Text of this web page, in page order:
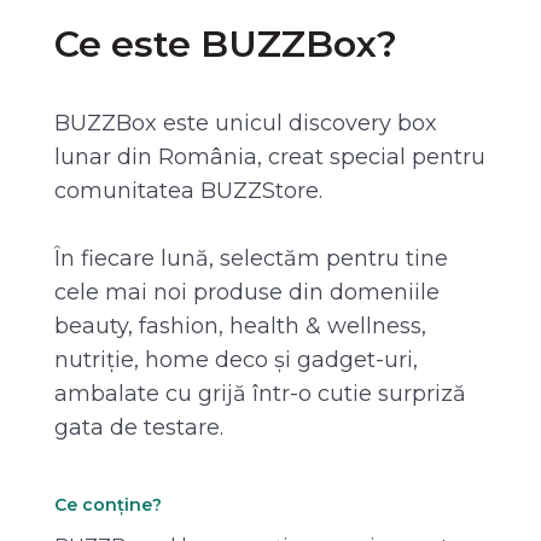
Ce este BUZZBox?
BUZZBox este unicul discovery box
lunar din România, creat special pentru
comunitatea BUZZStore.
În fiecare lună, selectăm pentru tine
cele mai noi produse din domeniile
beauty, fashion, health & wellness,
nutriție, home deco și gadget-uri,
ambalate cu grijă într-o cutie surpriză
gata de testare.
Ce conține?